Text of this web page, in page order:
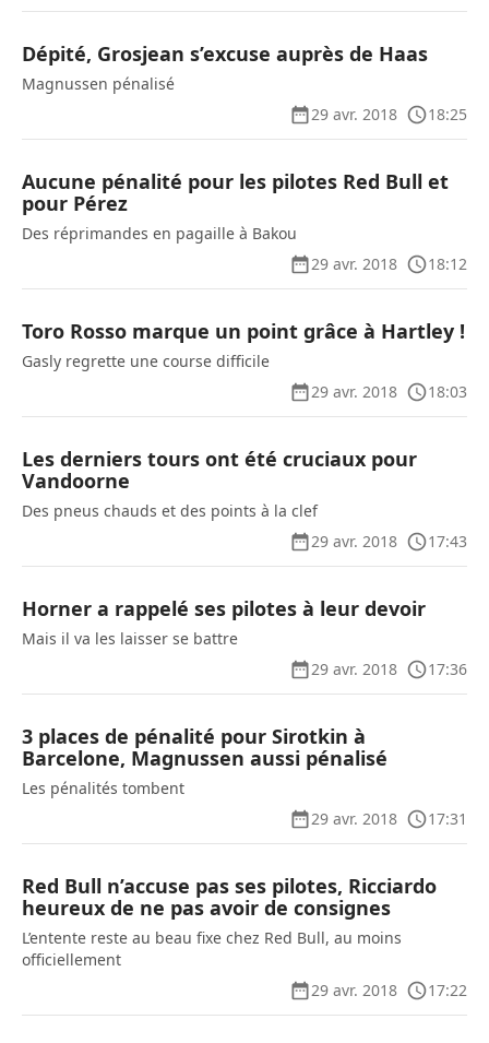
Dépité, Grosjean s’excuse auprès de Haas
Magnussen pénalisé
29 avr. 2018
18:25
Aucune pénalité pour les pilotes Red Bull et
pour Pérez
Des réprimandes en pagaille à Bakou
29 avr. 2018
18:12
Toro Rosso marque un point grâce à Hartley !
Gasly regrette une course difficile
29 avr. 2018
18:03
Les derniers tours ont été cruciaux pour
Vandoorne
Des pneus chauds et des points à la clef
29 avr. 2018
17:43
Horner a rappelé ses pilotes à leur devoir
Mais il va les laisser se battre
29 avr. 2018
17:36
3 places de pénalité pour Sirotkin à
Barcelone, Magnussen aussi pénalisé
Les pénalités tombent
29 avr. 2018
17:31
Red Bull n’accuse pas ses pilotes, Ricciardo
heureux de ne pas avoir de consignes
L’entente reste au beau fixe chez Red Bull, au moins
officiellement
29 avr. 2018
17:22